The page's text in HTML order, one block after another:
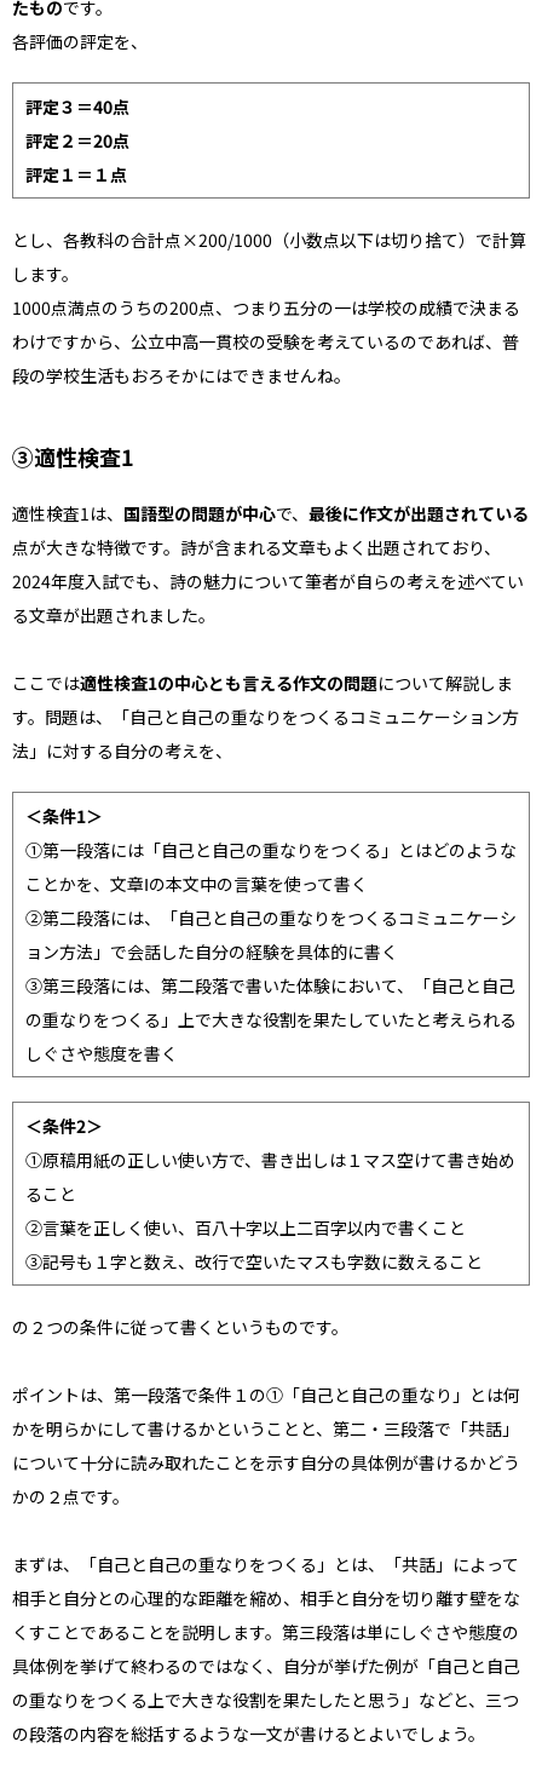
たものです。
各評価の評定を、
評定３＝40点
評定２＝20点
評定１＝１点
とし、各教科の合計点×200/1000（小数点以下は切り捨て）で計算
します。
1000点満点のうちの200点、つまり五分の一は学校の成績で決まる
わけですから、公立中高一貫校の受験を考えているのであれば、普
段の学校生活もおろそかにはできませんね。
③適性検査1
適性検査1は、 国語型の問題が中心で、 最後に作文が出題されている
点が大きな特徴です。詩が含まれる文章もよく出題されており、
2024年度入試でも、詩の魅力について筆者が自らの考えを述べてい
る文章が出題されました。
ここでは適性検査1の中心とも言える作文の問題について解説しま
す。問題は、「自己と自己の重なりをつくるコミュニケーション方
法」に対する自分の考えを、
＜条件1＞
①第一段落には「自己と自己の重なりをつくる」とはどのような
ことかを、文章Ⅰの本文中の言葉を使って書く
②第二段落には、「自己と自己の重なりをつくるコミュニケーシ
ョン方法」で会話した自分の経験を具体的に書く
③第三段落には、第二段落で書いた体験において、「自己と自己
の重なりをつくる」上で大きな役割を果たしていたと考えられる
しぐさや態度を書く
＜条件2＞
①原稿用紙の正しい使い方で、書き出しは１マス空けて書き始め
ること
②言葉を正しく使い、百八十字以上二百字以内で書くこと
③記号も１字と数え、改行で空いたマスも字数に数えること
の２つの条件に従って書くというものです。
ポイントは、第一段落で条件１の①「自己と自己の重なり」とは何
かを明らかにして書けるかということと、第二・三段落で「共話」
について十分に読み取れたことを示す自分の具体例が書けるかどう
かの２点です。
まずは、「自己と自己の重なりをつくる」とは、「共話」によって
相手と自分との心理的な距離を縮め、相手と自分を切り離す壁をな
くすことであることを説明します。第三段落は単にしぐさや態度の
具体例を挙げて終わるのではなく、自分が挙げた例が「自己と自己
の重なりをつくる上で大きな役割を果たしたと思う」などと、三つ
の段落の内容を総括するような一文が書けるとよいでしょう。